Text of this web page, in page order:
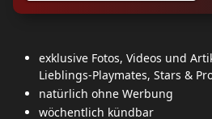
exklusive Fotos, Videos und
Lieblings-Playmates, Stars &
natürlich ohne Werbung
wöchentlich kündbar